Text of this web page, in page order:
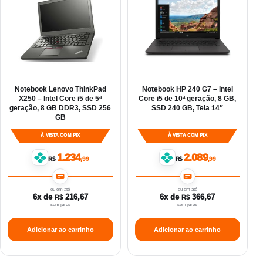
Notebook Lenovo ThinkPad
X250 – Intel Core i5 de 5ª
geração, 8 GB DDR3, SSD 256
GB
À VISTA COM PIX
R$ 1.234,99
ou em até
6x de R$216,67
sem juros
Adicionar ao carrinho
Notebook HP 240 G7 – Intel
Core i5 de 10ª geração, 8 GB,
SSD 240 GB, Tela 14″
À VISTA COM PIX
R$2.089,99
ou em até
6x deR$366,67
sem juros
Adicionar ao carrinho